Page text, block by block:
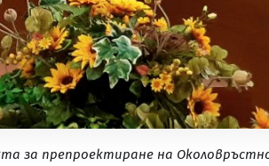
за препроектиране на